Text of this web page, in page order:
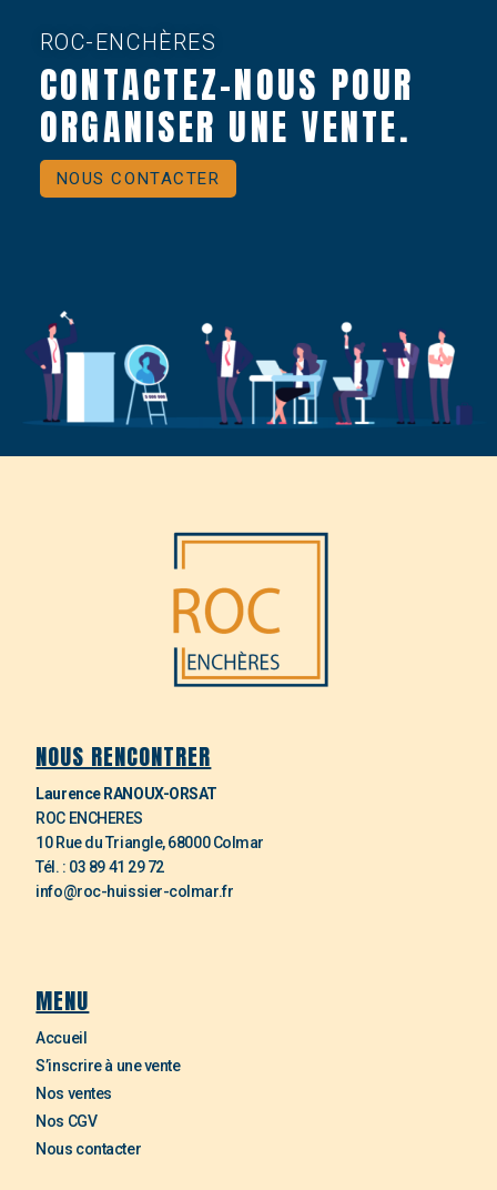
ROC-ENCHÈRES
CONTACTEZ-NOUS POUR
ORGANISER UNE VENTE.
NOUS CONTACTER
NOUS RENCONTRER
Laurence RANOUX-ORSAT
ROC ENCHERES
10 Rue du Triangle, 68000 Colmar
Tél. : 03 89 41 29 72
info@roc-huissier-colmar.fr
MENU
Accueil
S’inscrire à une vente
Nos ventes
Nos CGV
Nous contacter